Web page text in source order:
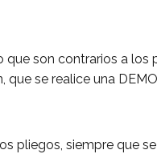
son contrarios a los
se realice una
pliegos, siempre que